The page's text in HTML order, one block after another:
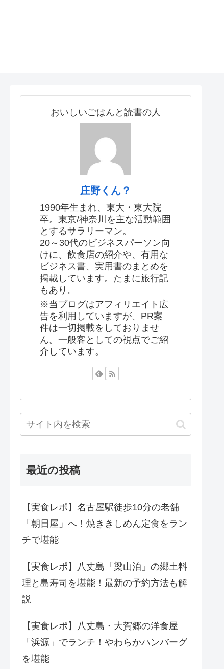
おいしいごはんと読書の人
庄野くん？
1990年生まれ、東大・東大院
卒。東京/神奈川を主な活動範囲
とするサラリーマン。
20～30代のビジネスパーソン向
けに、飲食店の紹介や、有用な
ビジネス書、実用書のまとめを
掲載しています。たまに旅行記
もあり。
※当ブログはアフィリエイト広
告を利用していますが、PR案
件は一切掲載をしておりませ
ん。一般客としての視点でご紹
介しています。
最近の投稿
【実食レポ】名古屋駅徒歩10分の老舗
「朝日屋」へ！焼ききしめん定食をラン
チで堪能
【実食レポ】八丈島「梁山泊」の郷土料
理と島寿司を堪能！最新の予約方法も解
説
【実食レポ】八丈島・大賀郷の洋食屋
「浜源」でランチ！やわらかハンバーグ
を堪能